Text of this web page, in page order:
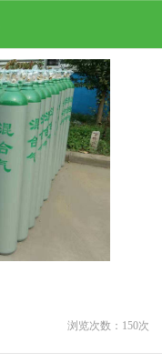
浏览次数： 150次